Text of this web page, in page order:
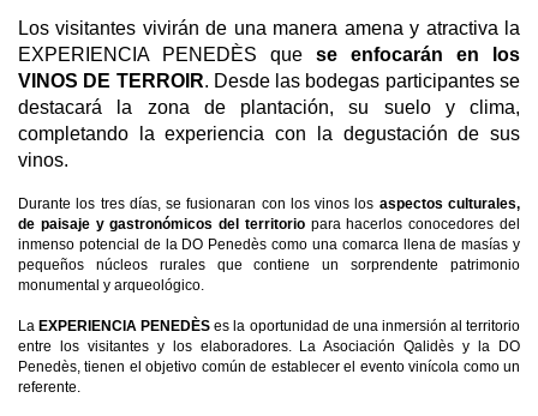
Los visitantes vivirán de una manera amena y atractiva la
EXPERIENCIA PENEDÈS que se enfocarán en los
VINOS DE TERROIR. Desde las bodegas participantes se
destacará la zona de plantación, su suelo y clima,
completando la experiencia con la degustación de sus
vinos.
Durante los tres días, se fusionaran con los vinos los aspectos culturales,
de paisaje y gastronómicos del territoriopara hacerlos conocedores del
inmenso potencial de la DO Penedès como una comarca llena de masías y
pequeños núcleos rurales que contiene un sorprendente patrimonio
monumental y arqueológico.
La EXPERIENCIA PENEDÈSes la oportunidad de una inmersión al territorio
entre los visitantes y los elaboradores. La Asociación Qalidès y la DO
Penedès, tienen el objetivo común de establecer el evento vinícola como un
referente.